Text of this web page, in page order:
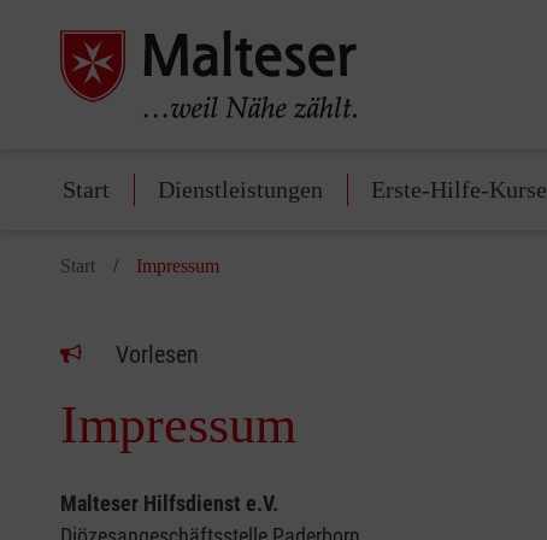
Start Dienstleistungen Erste-Hilfe-Kurse
Start Impressum
Vorlesen
Impressum
Malteser Hilfsdienst e.V.